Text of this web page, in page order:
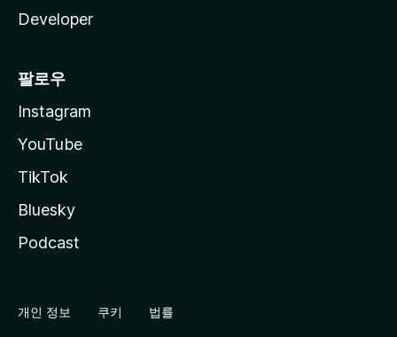
Developer
팔로우
Instagram
YouTube
TikTok
Bluesky
Podcast
개인 정보 쿠키 법률